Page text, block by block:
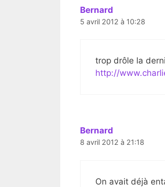
Bernard
5 avril 2012 à 10:28
trop drôle la
http://
Bernard
8 avril 2012 à 21:18
On avait déjà